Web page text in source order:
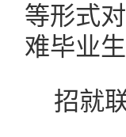
等形式
难毕业
招就